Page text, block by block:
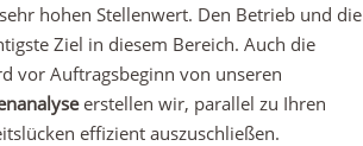
hohen Stellenwert. Den Betrieb und die
Ziel in diesem Bereich. Auch die
vor Auftragsbeginn von unseren
erstellen wir, parallel zu Ihren
effizient auszuschließen.